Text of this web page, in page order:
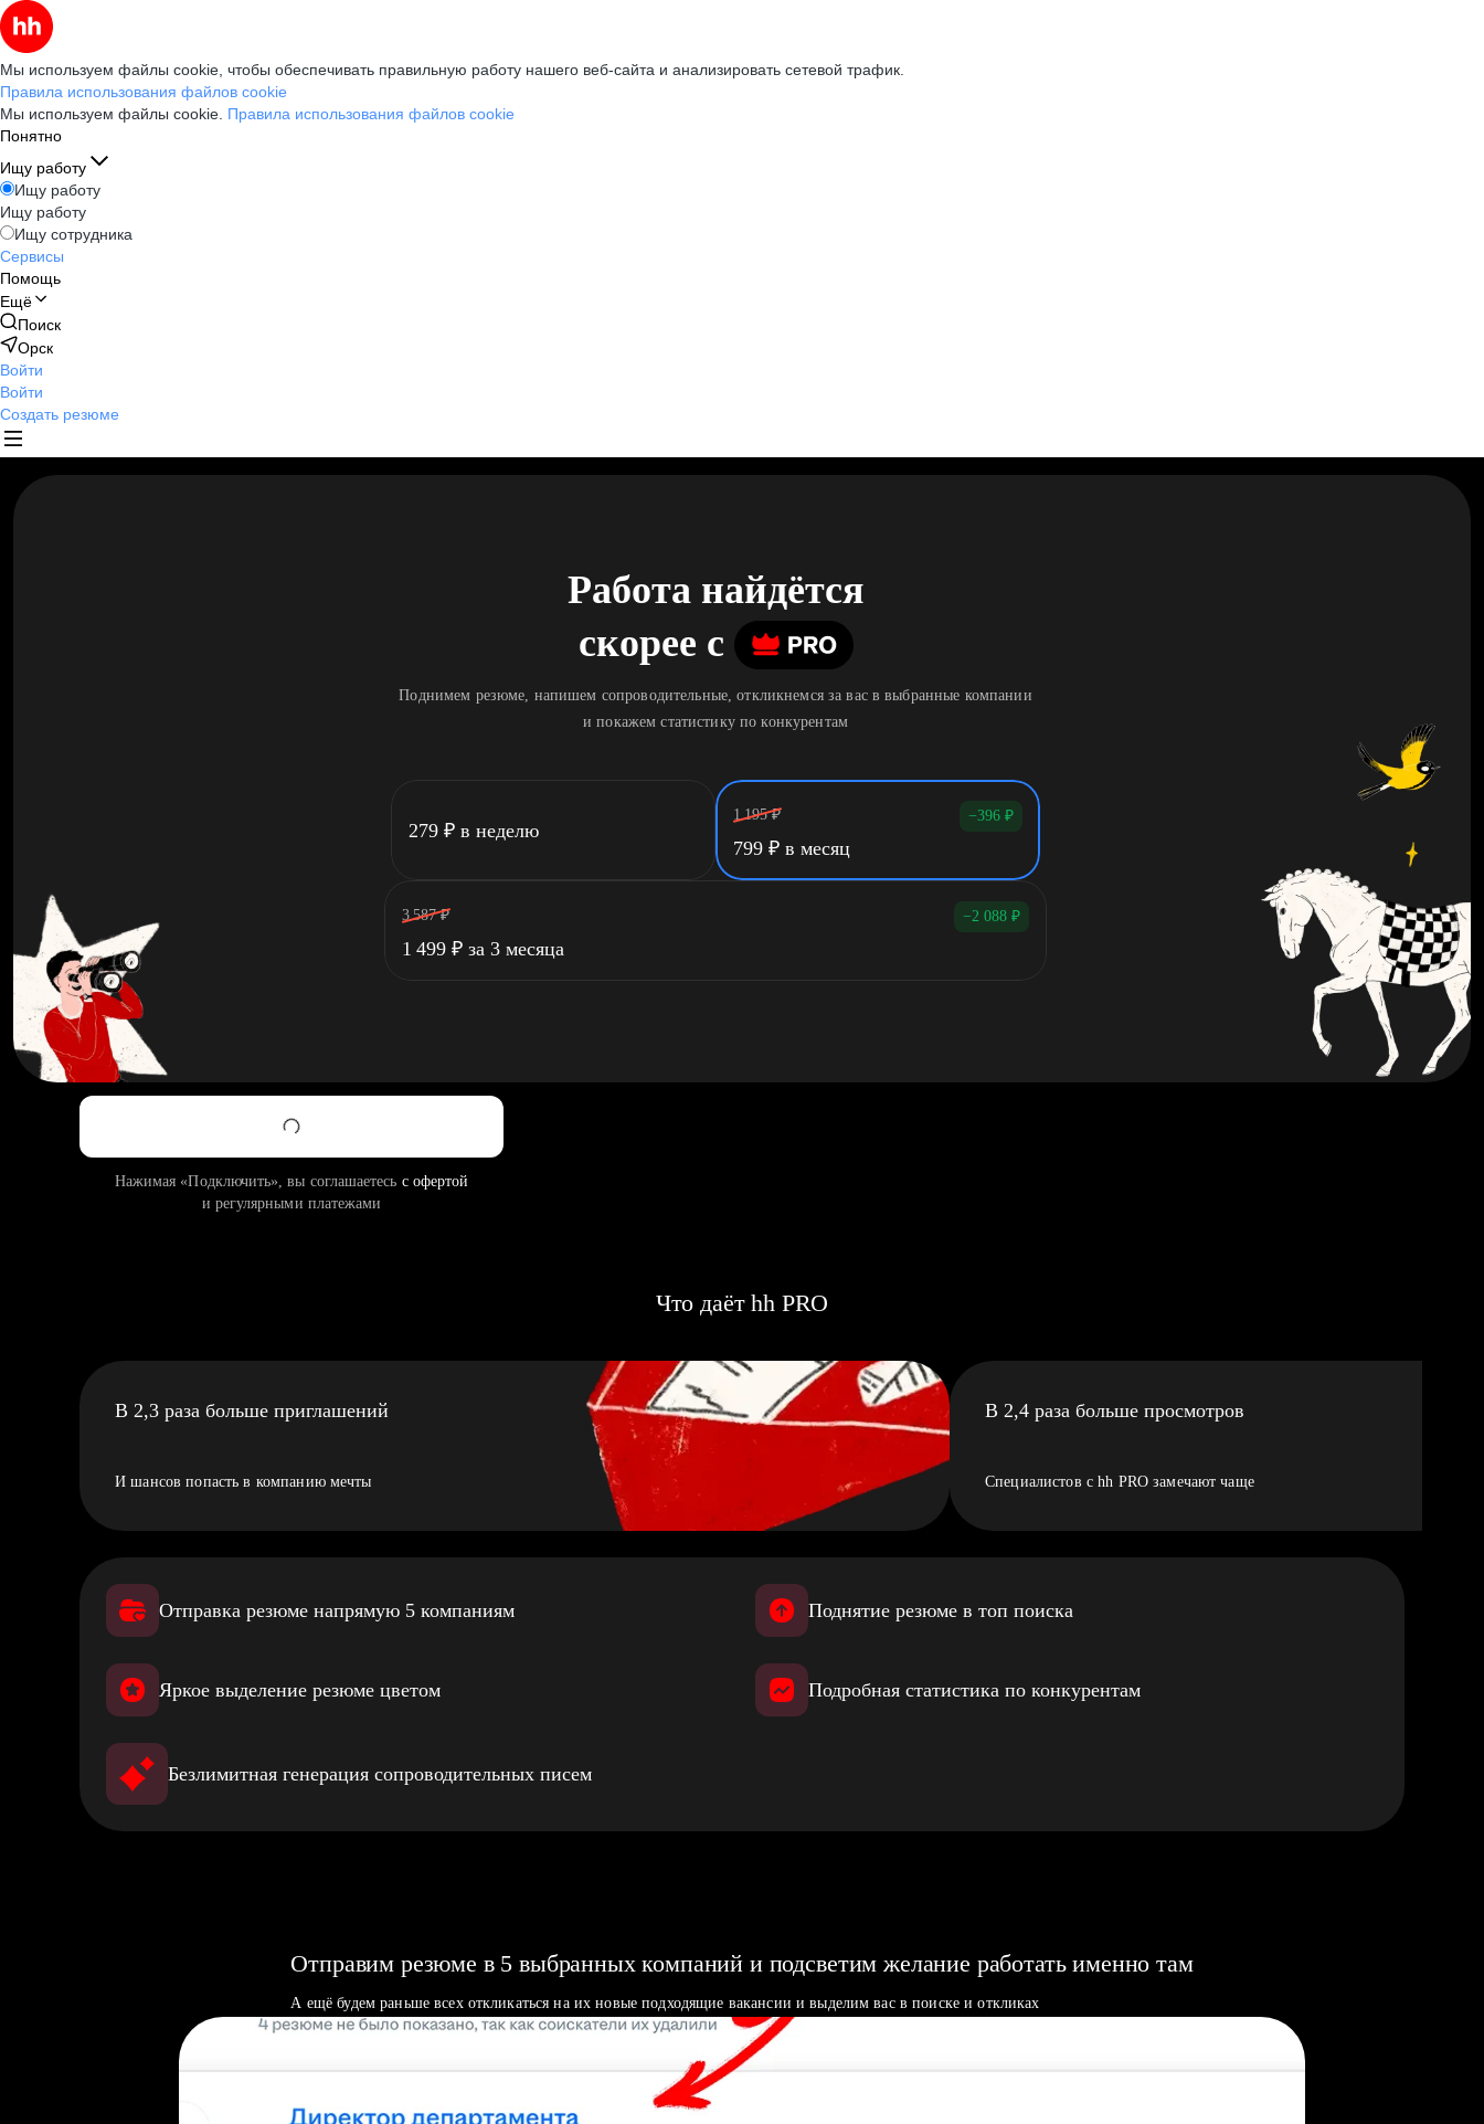
Мы используем файлы cookie, чтобы обеспечивать правильную работу нашего веб-сайта и анализировать сетевой трафик.
Правила использования файлов cookie
Мы используем файлы cookie. Правила использования файлов cookie
Понятно
Ищу работу
Ищу работу
Ищу работу
Ищу сотрудника
Сервисы
Помощь
Ещё
Поиск
Орск
Войти
Войти
Создать резюме
Работа найдётся
скорее c
Поднимем резюме, напишем сопроводительные, откликнемся за вас в выбранные компании
и покажем статистику по конкурентам
279 ₽ в неделю
1 195 ₽ −396 ₽
799 ₽ в месяц
3 587 ₽ −2 088 ₽
1 499 ₽ за 3 месяца
Нажимая «Подключить», вы соглашаетесь с офертой
и регулярными платежами
Что даёт hh PRO
В 2,3 раза больше приглашений
И шансов попасть в компанию мечты
В 2,4 раза больше просмотров
Специалистов с hh PRO замечают чаще
Отправка резюме напрямую 5 компаниям Поднятие резюме в топ поиска
Яркое выделение резюме цветом Подробная статистика по конкурентам
Безлимитная генерация сопроводительных писем
Отправим резюме в 5 выбранных компаний и подсветим желание работать именно там
А ещё будем раньше всех откликаться на их новые подходящие вакансии и выделим вас в поиске и откликах